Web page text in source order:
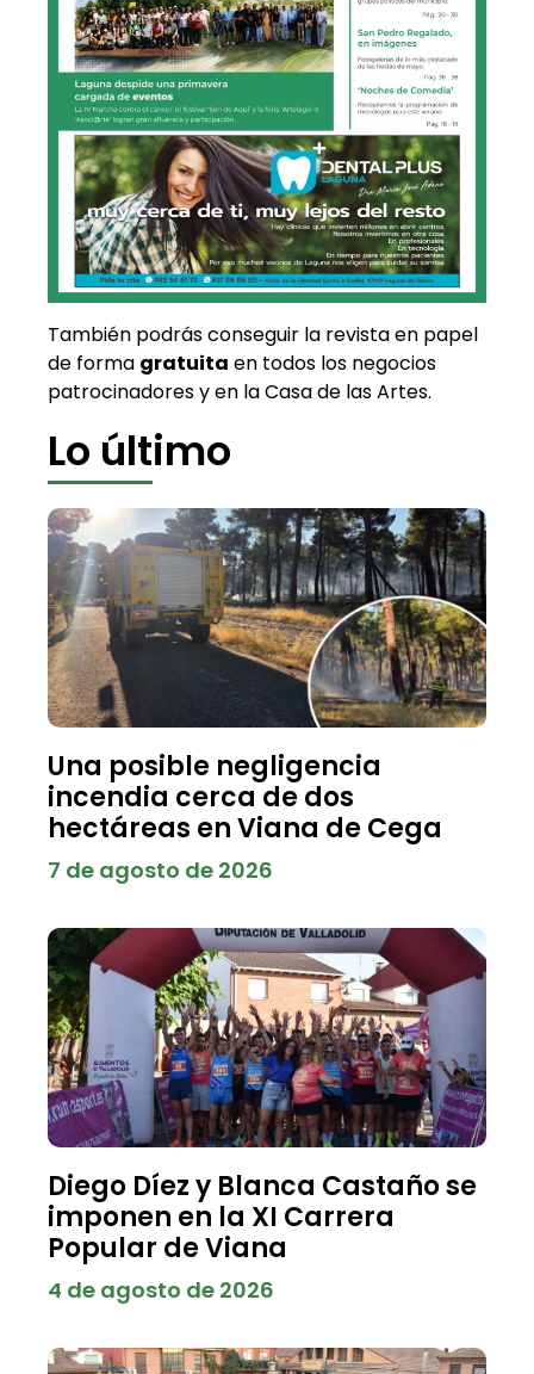
También podrás conseguir la revista en papel
de forma gratuita en todos los negocios
patrocinadores y en la Casa de las Artes.
Lo último
Una posible negligencia
incendia cerca de dos
hectáreas en Viana de Cega
7 de agosto de 2026
Diego Díez y Blanca Castaño se
imponen en la XI Carrera
Popular de Viana
4 de agosto de 2026